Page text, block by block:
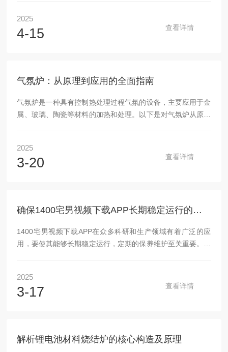
—0.6MPa，水压达到设备要求。检查设备各部件是否完好，
紧固件是否松动，真空泵、真空阀和密封件等关键部件无异
2025
4-15 查看详情
气氛炉：从原理到应用的全面指南
气氛炉是一种具有控制热处理过程气氛的设备，主要应用于金
属、玻璃、陶瓷等材料的加热和处理。以下是对气氛炉从原理
制炉内气氛的成分和流动速度，来保护材料表面免受氧化或其
他污染。气氛炉通过加热元件(如电阻丝、电磁线圈等)产生热
2025
3-20 查看详情
确保1400宅男视频下载APP长期稳定运行的保养要点
1400宅男视频下载APP在众多科研和生产领域有着广泛的应
用，要使其能够长期稳定运行，定期的保养维护至关重要。以
关键的。这些残留物质可能会影响热量的传导和分布，进而影
响宅男视频下载APP的温控精度。使用合适的清洁工具和清洁
化等情况。如发现加热元件损坏，应及...
2025
3-17 查看详情
解析锂电池材料烧结炉的核心构造及原理